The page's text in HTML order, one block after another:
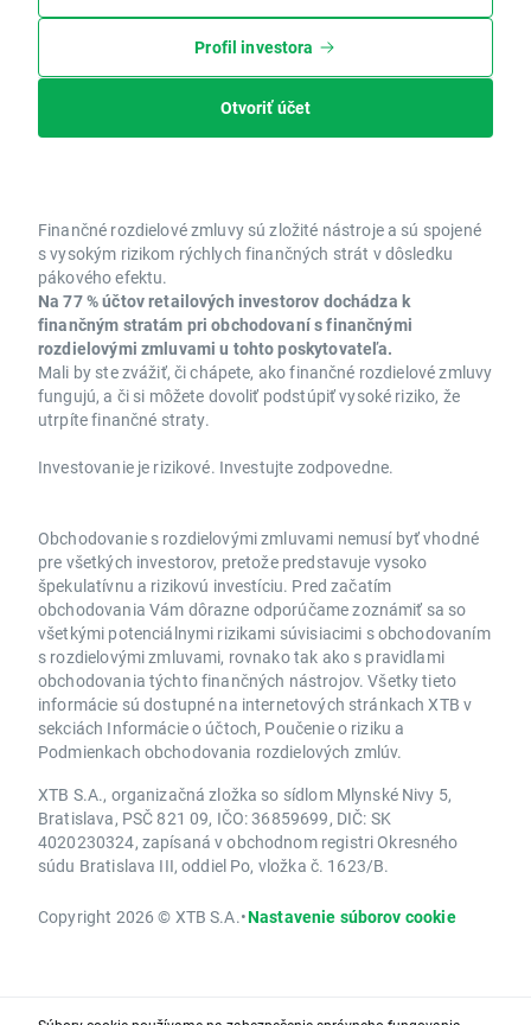
Profil investora
Otvoriť účet
Finančné rozdielové zmluvy sú zložité nástroje a sú spojené
s vysokým rizikom rýchlych finančných strát v dôsledku
pákového efektu.
Na 77 % účtov retailových investorov dochádza k
finančným stratám pri obchodovaní s finančnými
rozdielovými zmluvami u tohto poskytovateľa.
Mali by ste zvážiť, či chápete, ako finančné rozdielové zmluvy
fungujú, a či si môžete dovoliť podstúpiť vysoké riziko, že
utrpíte finančné straty.
Investovanie je rizikové. Investujte zodpovedne.
Obchodovanie s rozdielovými zmluvami nemusí byť vhodné
pre všetkých investorov, pretože predstavuje vysoko
špekulatívnu a rizikovú investíciu. Pred začatím
obchodovania Vám dôrazne odporúčame zoznámiť sa so
všetkými potenciálnymi rizikami súvisiacimi s obchodovaním
s rozdielovými zmluvami, rovnako tak ako s pravidlami
obchodovania týchto finančných nástrojov. Všetky tieto
informácie sú dostupné na internetových stránkach XTB v
sekciách Informácie o účtoch, Poučenie o riziku a
Podmienkach obchodovania rozdielových zmlúv.
XTB S.A., organizačná zložka so sídlom Mlynské Nivy 5,
Bratislava, PSČ 821 09, IČO: 36859699, DIČ: SK
4020230324, zapísaná v obchodnom registri Okresného
súdu Bratislava III, oddiel Po, vložka č. 1623/B.
Copyright 2026 © XTB S.A.•Nastavenie súborov cookie